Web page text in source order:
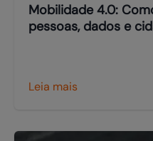
Mobilidade 4.0:
pessoas, dados e
Leia mais